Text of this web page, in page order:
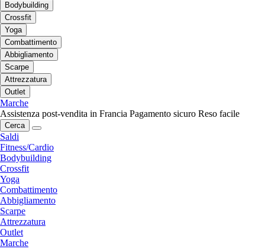
Bodybuilding
Crossfit
Yoga
Combattimento
Abbigliamento
Scarpe
Attrezzatura
Outlet
Marche
Assistenza post-vendita in Francia Pagamento sicuro Reso facile
Cerca
Saldi
Fitness/Cardio
Bodybuilding
Crossfit
Yoga
Combattimento
Abbigliamento
Scarpe
Attrezzatura
Outlet
Marche